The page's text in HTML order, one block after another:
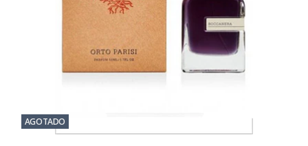
AGOTADO